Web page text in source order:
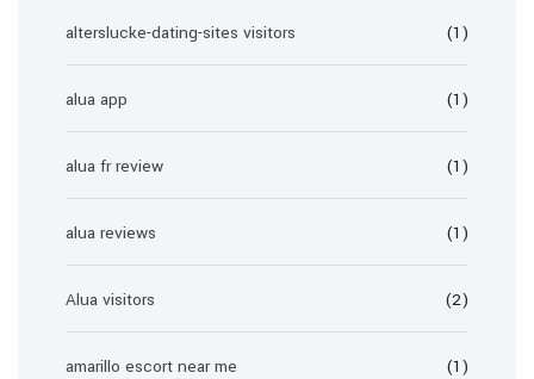
alterslucke-dating-sites visitors (1)
alua app (1)
alua fr review (1)
alua reviews (1)
Alua visitors (2)
amarillo escort near me (1)